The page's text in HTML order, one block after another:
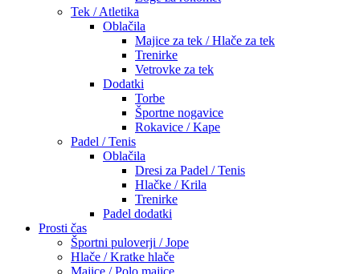
Tek / Atletika
Oblačila
Majice za tek / Hlače za tek
Trenirke
Vetrovke za tek
Dodatki
Torbe
Športne nogavice
Rokavice / Kape
Padel / Tenis
Oblačila
Dresi za Padel / Tenis
Hlačke / Krila
Trenirke
Padel dodatki
Prosti čas
Športni puloverji / Jope
Hlače / Kratke hlače
Majice / Polo majice